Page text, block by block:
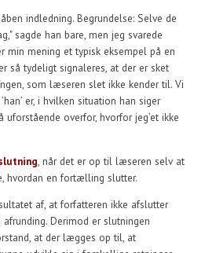
indledning. Begrundelse: Selve de
sagde han bare, men jeg svarede
min mening et typisk eksempel på en
så tydeligt signaleres, at der er sket
som læseren slet ikke kender til. Vi
er, i hvilken situation han siger
uforstående overfor, hvorfor jeg’et ikke
, når det er op til læseren selv at
hvordan en fortælling slutter.
af, at forfatteren ikke afslutter
Derimod er slutningen
at der lægges op til, at